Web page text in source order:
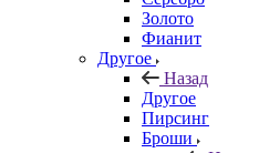
Золото
Фианит
Другое
Назад
Другое
Пирсинг
Броши